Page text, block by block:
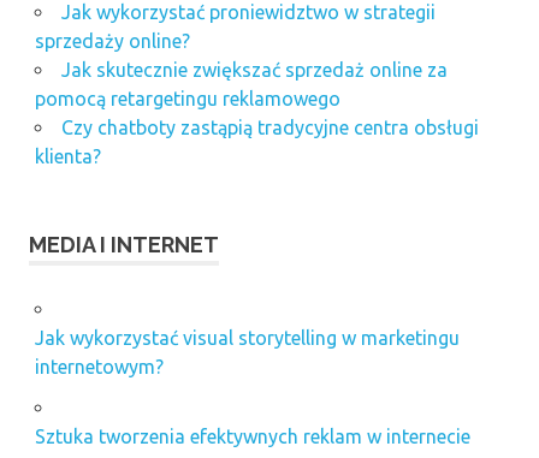
Jak wykorzystać proniewidztwo w strategii
sprzedaży online?
Jak skutecznie zwiększać sprzedaż online za
pomocą retargetingu reklamowego
Czy chatboty zastąpią tradycyjne centra obsługi
klienta?
MEDIA I INTERNET
Jak wykorzystać visual storytelling w marketingu
internetowym?
Sztuka tworzenia efektywnych reklam w internecie